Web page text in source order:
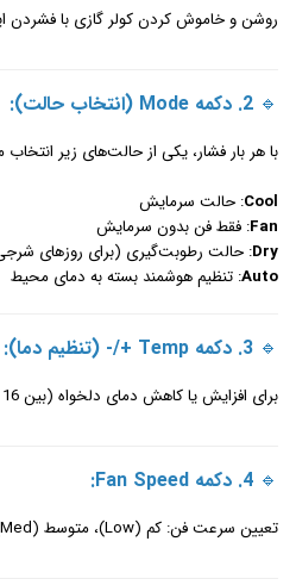
روشن و خاموش کردن کولر گازی با فشردن
🔹 2. دکمه Mode (انتخاب حالت):
با هر بار فشار، یکی از حالت‌های زیر
Cool: حالت سرمایش
Fan: فقط فن بدون سرمایش
Dry: حالت رطوبت‌گیری (برای روزهای
Auto: تنظیم هوشمند بسته به دمای محیط
🔹 3. دکمه Temp +/- (تنظیم دما):
برای افزایش یا کاهش دمای دلخواه (بین 16 تا 30 درجه سانتی‌گراد)
🔹 4. دکمه Fan Speed:
تعیین سرعت فن: کم (Low)، متوسط (Med)، زیاد (High) یا اتوماتیک (Auto)